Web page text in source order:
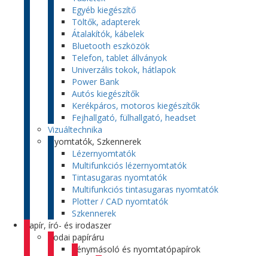
Egyéb kiegészítő
Töltők, adapterek
Átalakítók, kábelek
Bluetooth eszközök
Telefon, tablet állványok
Univerzális tokok, hátlapok
Power Bank
Autós kiegészítők
Kerékpáros, motoros kiegészítők
Fejhallgató, fülhallgató, headset
Vizuáltechnika
Nyomtatók, Szkennerek
Lézernyomtatók
Multifunkciós lézernyomtatók
Tintasugaras nyomtatók
Multifunkciós tintasugaras nyomtatók
Plotter / CAD nyomtatók
Szkennerek
Papír, író- és irodaszer
Irodai papíráru
Fénymásoló és nyomtatópapírok